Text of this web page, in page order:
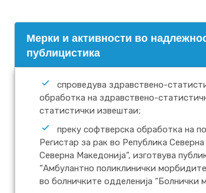
Mерки и активности во
публицистика
спроведува здравствено-
обработка на здравствено-
статистички извештаи;
преку софтверска обработка на
Регистар за рак во Република
Северна Македонија”, изготвува
“Амбулантно поликлинички
во болничките одделенија